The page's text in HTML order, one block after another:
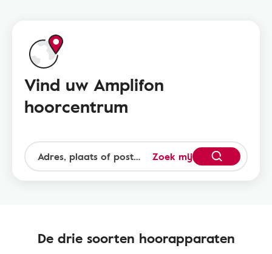
Vind uw Amplifon
hoorcentrum
Zoek mij
De drie soorten hoorapparaten